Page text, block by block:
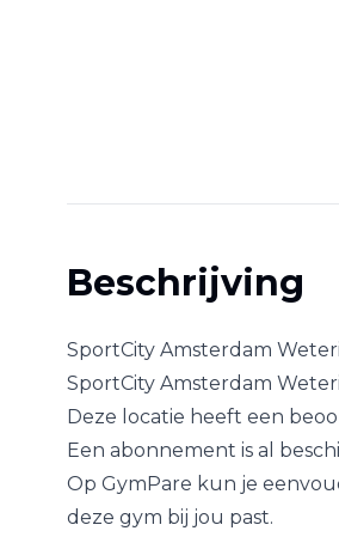
Beschrijving
SportCity Amsterdam
SportCity Amsterdam
Deze locatie heeft een
Een abonnement is al
Op GymPare kun je
deze gym bij jou past.